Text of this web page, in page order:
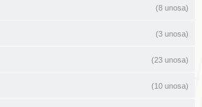
(8 unosa)
(3 unosa)
(23 unosa)
(10 unosa)